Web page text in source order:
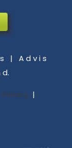
| A d v i s
Privacy|